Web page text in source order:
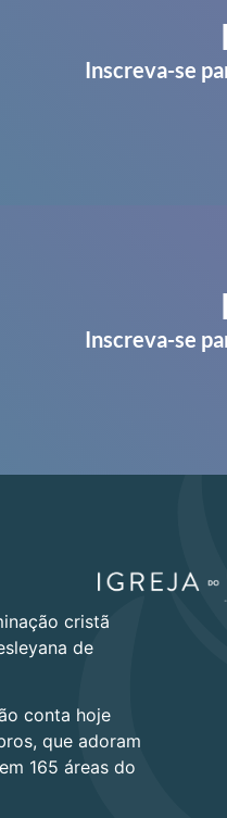
Inscreva-se
Inscreva-se
cristã
de
conta hoje
que adoram
165 áreas do